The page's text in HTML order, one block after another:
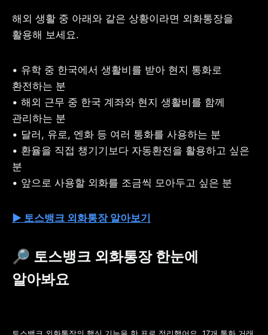
해외 생활 중 아래와 같은 상황이라면 외화통장을
활용해 보세요.
• 유학 중 한국에서 생활비를 받아 현지 통화로
환전하는 분
• 해외 근무 중 한국 계좌와 현지 생활비를 함께
관리하는 분
• 달러, 유로, 엔화 등 여러 통화를 사용하는 분
• 환율을 직접 챙기기보다 자동환전을 활용하고 싶은
분
• 앞으로 사용할 외화를 조금씩 모아두고 싶은 분
▶ 토스뱅크 외화통장 알아보기
🔎 토스뱅크 외화통장 한눈에
알아봐요
토스뱅크 외화통장의 핵심 기능을 한 표로 정리했어요. 17개 통화 거래,